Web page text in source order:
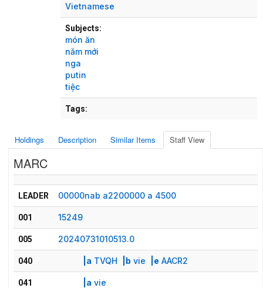
Vietnamese
Subjects:
món ăn
năm mới
nga
putin
tiệc
Tags:
Holdings Description Similar Items Staff View
MARC
LEADER 00000nab a2200000 a 4500
001 15249
005 20240731010513.0
040 |a TVQH |b vie |e AACR2
041 |a vie